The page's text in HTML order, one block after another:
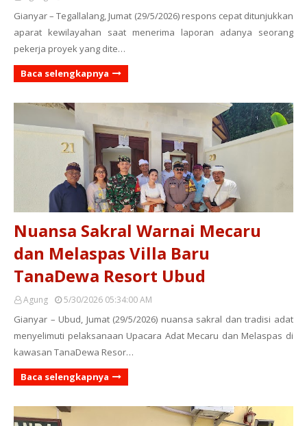
Gianyar – Tegallalang, Jumat (29/5/2026) respons cepat ditunjukkan
aparat kewilayahan saat menerima laporan adanya seorang
pekerja proyek yang dite…
Baca selengkapnya
Nuansa Sakral Warnai Mecaru
dan Melaspas Villa Baru
TanaDewa Resort Ubud
Agung 5/30/2026 05:34:00 AM
Gianyar – Ubud, Jumat (29/5/2026) nuansa sakral dan tradisi adat
menyelimuti pelaksanaan Upacara Adat Mecaru dan Melaspas di
kawasan TanaDewa Resor…
Baca selengkapnya